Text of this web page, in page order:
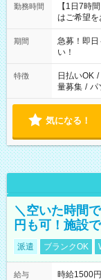
勤務時間
【1日7時
はご希望をお聞かせ
17：00 11
す！
期間
急募！即
い！
特徴 日払いOK /
量募集 / パ
気になる！
＼空いた時間
円も可！施設
派遣 ブランクOK
給与
時給1500